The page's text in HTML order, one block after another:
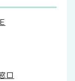
口